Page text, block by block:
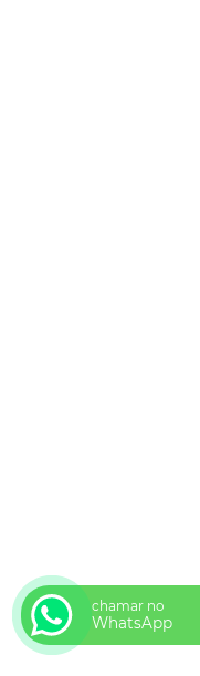
chamar no
WhatsApp